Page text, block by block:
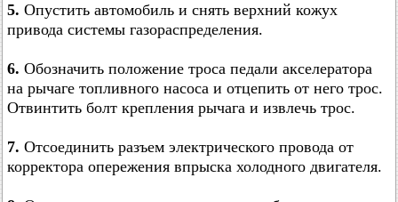
5. Опустить автомобиль и снять верхний кожух
привода системы газораспределения.
6. Обозначить положение троса педали акселератора
на рычаге топливного насоса и отцепить от него трос.
Отвинтить болт крепления рычага и извлечь трос.
7. Отсоединить разъем электрического провода от
корректора опережения впрыска холодного двигателя.